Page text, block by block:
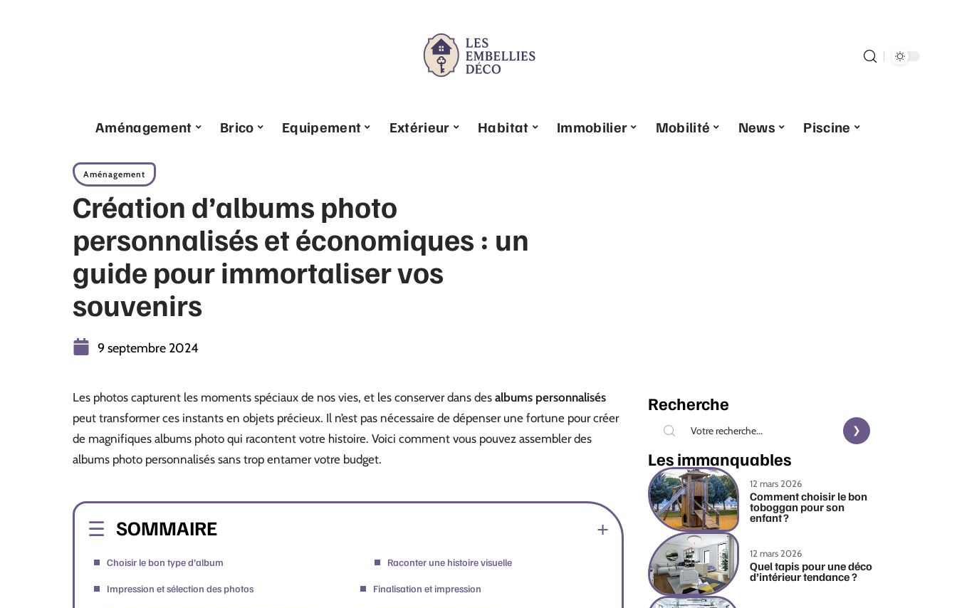
Aménagement Brico Equipement Extérieur Habitat Immobilier Mobilité News Piscine
Aménagement
Création d’albums photo
personnalisés et économiques : un
guide pour immortaliser vos
souvenirs
9 septembre 2024
Les photos capturent les moments spéciaux de nos vies, et les conserver dans des albums personnalisés
peut transformer ces instants en objets précieux. Il n’est pas nécessaire de dépenser une fortune pour créer
de magnifiques albums photo qui racontent votre histoire. Voici comment vous pouvez assembler des
albums photo personnalisés sans trop entamer votre budget.
SOMMAIRE
Choisir le bon type d’album
Impression et sélection des photos
Raconter une histoire visuelle
Finalisation et impression
Recherche
Les immanquables
12 mars 2026
Comment choisir le bon
toboggan pour son
enfant ?
12 mars 2026
Quel tapis pour une déco
d’intérieur tendance ?